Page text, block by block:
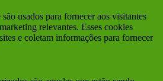
usados para fornecer aos visitantes
relevantes. Esses cookies
e coletam informações para fornecer